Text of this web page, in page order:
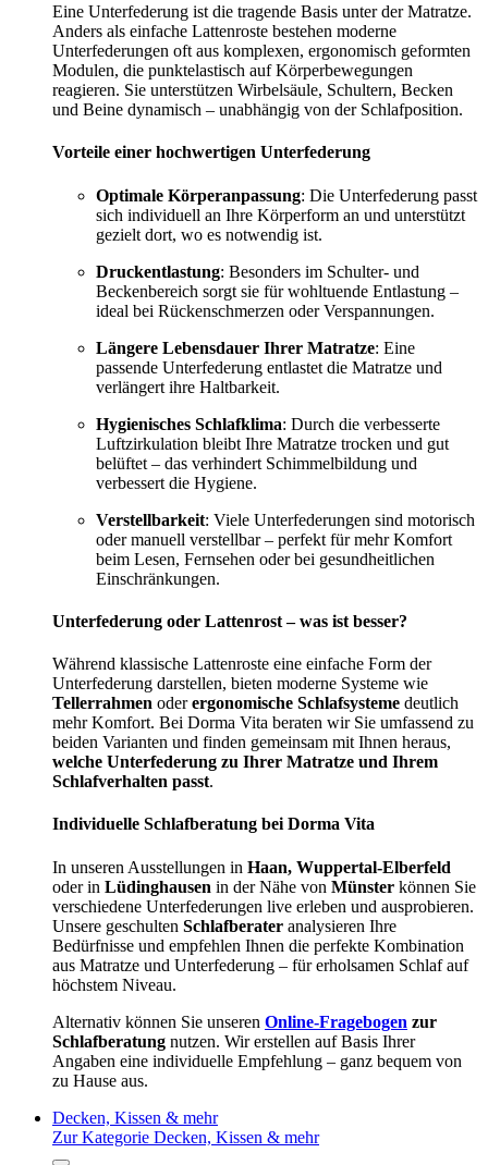
Eine Unterfederung ist die tragende Basis unter der Matratze.
Anders als einfache Lattenroste bestehen moderne
Unterfederungen oft aus komplexen, ergonomisch geformten
Modulen, die punktelastisch auf Körperbewegungen
reagieren. Sie unterstützen Wirbelsäule, Schultern, Becken
und Beine dynamisch – unabhängig von der Schlafposition.
Vorteile einer hochwertigen Unterfederung
Optimale Körperanpassung: Die Unterfederung passt
sich individuell an Ihre Körperform an und unterstützt
gezielt dort, wo es notwendig ist.
Druckentlastung: Besonders im Schulter- und
Beckenbereich sorgt sie für wohltuende Entlastung –
ideal bei Rückenschmerzen oder Verspannungen.
Längere Lebensdauer Ihrer Matratze: Eine
passende Unterfederung entlastet die Matratze und
verlängert ihre Haltbarkeit.
Hygienisches Schlafklima: Durch die verbesserte
Luftzirkulation bleibt Ihre Matratze trocken und gut
belüftet – das verhindert Schimmelbildung und
verbessert die Hygiene.
Verstellbarkeit: Viele Unterfederungen sind motorisch
oder manuell verstellbar – perfekt für mehr Komfort
beim Lesen, Fernsehen oder bei gesundheitlichen
Einschränkungen.
Unterfederung oder Lattenrost – was ist besser?
Während klassische Lattenroste eine einfache Form der
Unterfederung darstellen, bieten moderne Systeme wie
Tellerrahmen oderergonomische Schlafsysteme deutlich
mehr Komfort. Bei Dorma Vita beraten wir Sie umfassend zu
beiden Varianten und finden gemeinsam mit Ihnen heraus,
welche Unterfederung zu Ihrer Matratze und Ihrem
Schlafverhalten passt.
Individuelle Schlafberatung bei Dorma Vita
In unseren Ausstellungen in Haan, Wuppertal-Elberfeld
oder in Lüdinghausen in der Nähe von Münster können Sie
verschiedene Unterfederungen live erleben und ausprobieren.
Unsere geschulten Schlafberater analysieren Ihre
Bedürfnisse und empfehlen Ihnen die perfekte Kombination
aus Matratze und Unterfederung – für erholsamen Schlaf auf
höchstem Niveau.
Alternativ können Sie unseren Online-Fragebogen zur
Schlafberatung nutzen. Wir erstellen auf Basis Ihrer
Angaben eine individuelle Empfehlung – ganz bequem von
zu Hause aus.
Decken, Kissen & mehr
Zur Kategorie Decken, Kissen & mehr